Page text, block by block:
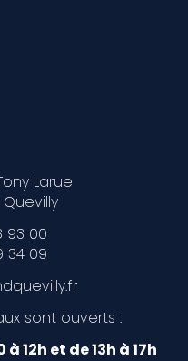
Larue
93 00
34 09
sont ouverts :
12h et de 13h à 17h